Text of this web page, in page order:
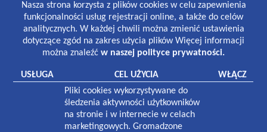
Lekarze i gabinety stomatologiczne:
8:30-19:00 poniedziałek-piątek
8:30-13:00 sobota
Laboratorium:
7:00-16:00 poniedziałek-piątek
8:30-12:30 sobota
Pracownia rentgenowska:
8:00-18:30 poniedziałek-piątek
8:30-13:00 sobota
Nasza strona korzysta z plików cookies w celu zapewnienia
funkcjonalności usług rejestracji online, a także do celów
analitycznych. W każdej chwili można zmienić ustawienia
dotyczące zgód na zakres użycia plików Więcej informacji
można znaleźć w naszej polityce prywatności.
USŁUGA CEL UŻYCIA WŁĄCZ
Pliki cookies wykorzystywane do
śledzenia aktywności użytkowników
na stronie i w internecie w celach
marketingowych. Gromadzone